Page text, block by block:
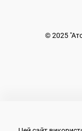
© 2025